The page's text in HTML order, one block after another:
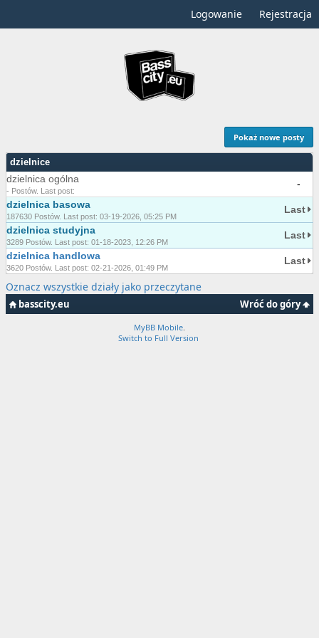
Logowanie Rejestracja
Pokaż nowe posty
dzielnice
dzielnica ogólna
- Postów. Last post:
-
dzielnica basowa
187630 Postów. Last post: 03-19-2026, 05:25 PM
Last
dzielnica studyjna
3289 Postów. Last post: 01-18-2023, 12:26 PM
Last
dzielnica handlowa
3620 Postów. Last post: 02-21-2026, 01:49 PM
Last
Oznacz wszystkie działy jako przeczytane
Wróć do góry
basscity.eu
MyBB Mobile.
Switch to Full Version